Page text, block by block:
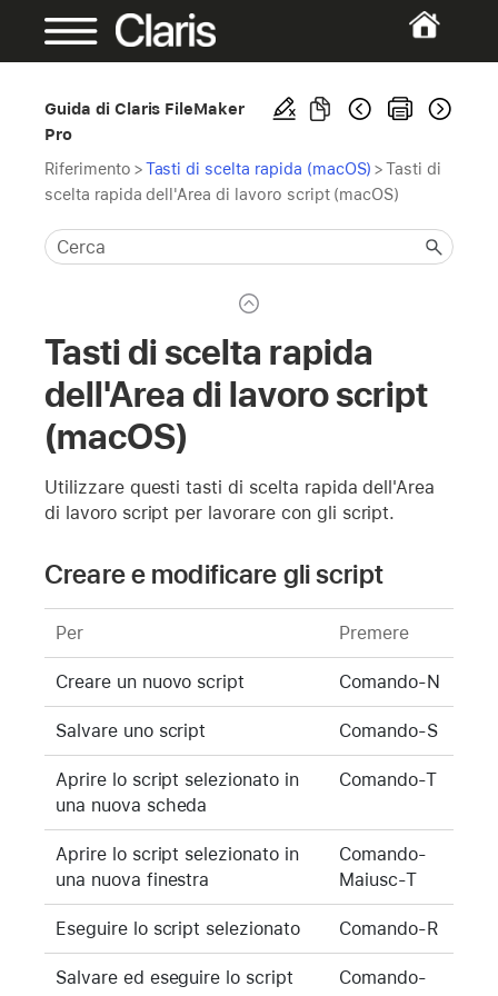
Guida di Claris FileMaker
Pro
Riferimento >Tasti di scelta rapida (macOS) > Tasti di
scelta rapida dell'Area di lavoro script (macOS)
Tasti di scelta rapida
dell'Area di lavoro script
(macOS)
Utilizzare questi tasti di scelta rapida dell'Area
di lavoro script per lavorare con gli script.
Creare e modificare gli script
Per Premere
Creare un nuovo script Comando-N
Salvare uno script Comando-S
Aprire lo script selezionato in
una nuova scheda
Comando-T
Aprire lo script selezionato in
una nuova finestra
Comando-
Maiusc-T
Eseguire lo script selezionato Comando-R
Salvare ed eseguire lo script
Comando-